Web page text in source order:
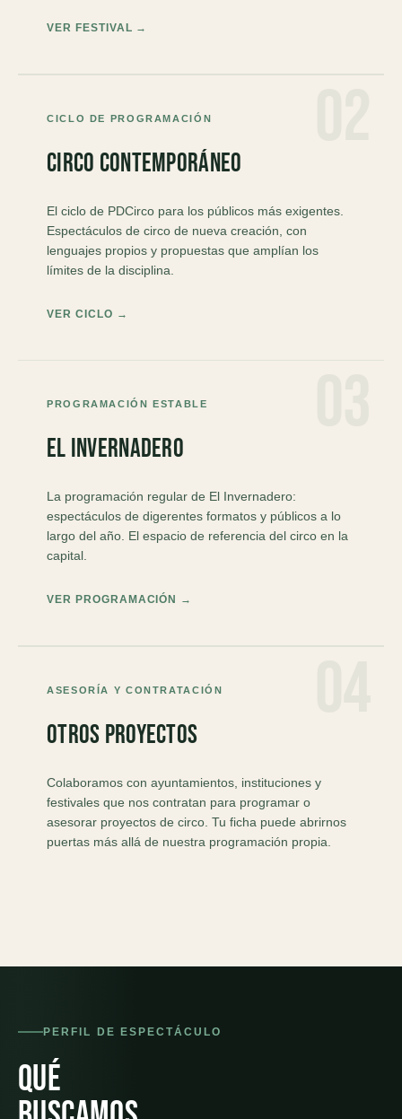
VER FESTIVAL →
CICLO DE PROGRAMACIÓN
Circo Contemporáneo
El ciclo de PDCirco para los públicos más exigentes.
Espectáculos de circo de nueva creación, con
lenguajes propios y propuestas que amplían los
límites de la disciplina.
VER CICLO →
PROGRAMACIÓN ESTABLE
El Invernadero
La programación regular de El Invernadero:
espectáculos de digerentes formatos y públicos a lo
largo del año. El espacio de referencia del circo en la
capital.
VER PROGRAMACIÓN →
ASESORÍA Y CONTRATACIÓN
Otros proyectos
Colaboramos con ayuntamientos, instituciones y
festivales que nos contratan para programar o
asesorar proyectos de circo. Tu ficha puede abrirnos
puertas más allá de nuestra programación propia.
PERFIL DE ESPECTÁCULO
Qué